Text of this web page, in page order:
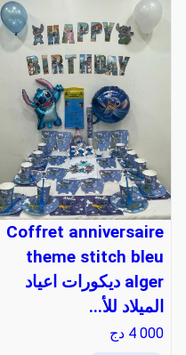
Coffret anniversaire
theme stitch bleu
alger ديكورات اعياد
الميلاد للأ...
4 000 دج